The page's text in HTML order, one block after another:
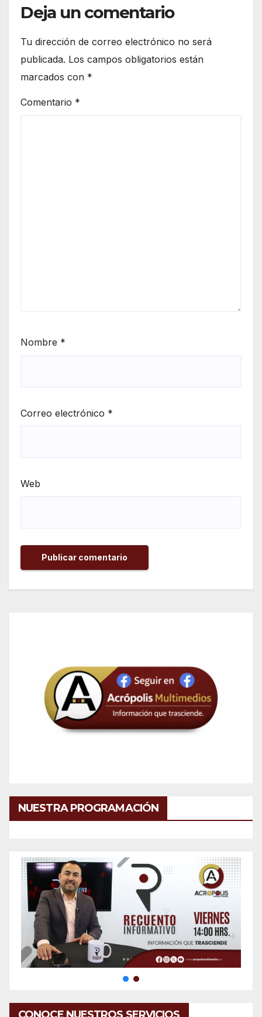
Deja un comentario
Tu dirección de correo electrónico no será
publicada. Los campos obligatorios están
marcados con *
Comentario *
Nombre *
Correo electrónico *
Web
NUESTRA PROGRAMACIÓN
CONOCE NUESTROS SERVICIOS